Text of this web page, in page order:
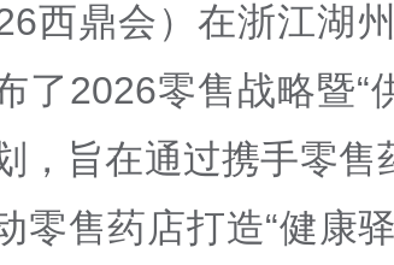
西鼎会）在浙江湖
了2026零售战略暨“
，旨在通过携手零售
零售药店打造“健康